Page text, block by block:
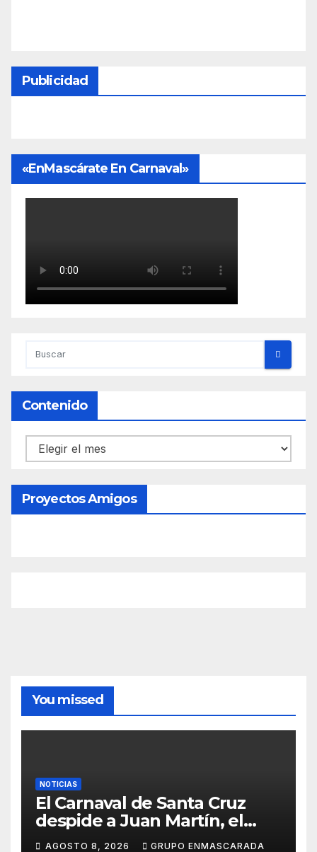
Publicidad
«EnMascárate En Carnaval»
Contenido
Contenido
Proyectos Amigos
You missed
NOTICIAS
El Carnaval de Santa Cruz
despide a Juan Martín, el
inolvidable «Cristóbal Colón»
AGOSTO 8, 2026 GRUPO ENMASCARADA